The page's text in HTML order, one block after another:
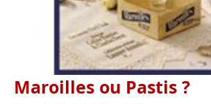
Maroilles ou Pastis ?